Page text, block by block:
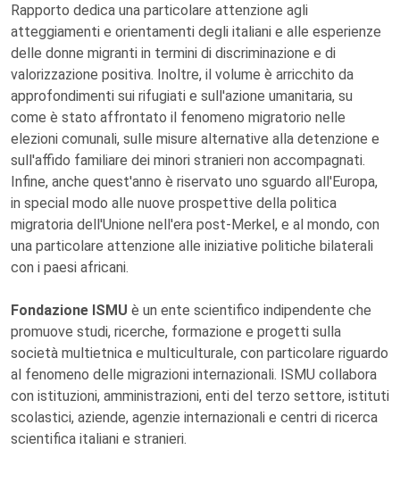
Rapporto dedica una particolare attenzione agli
atteggiamenti e orientamenti degli italiani e alle esperienze
delle donne migranti in termini di discriminazione e di
valorizzazione positiva. Inoltre, il volume è arricchito da
approfondimenti sui rifugiati e sull'azione umanitaria, su
come è stato affrontato il fenomeno migratorio nelle
elezioni comunali, sulle misure alternative alla detenzione e
sull'affido familiare dei minori stranieri non accompagnati.
Infine, anche quest'anno è riservato uno sguardo all'Europa,
in special modo alle nuove prospettive della politica
migratoria dell'Unione nell'era post-Merkel, e al mondo, con
una particolare attenzione alle iniziative politiche bilaterali
con i paesi africani.
Fondazione ISMU è un ente scientifico indipendente che
promuove studi, ricerche, formazione e progetti sulla
società multietnica e multiculturale, con particolare riguardo
al fenomeno delle migrazioni internazionali. ISMU collabora
con istituzioni, amministrazioni, enti del terzo settore, istituti
scolastici, aziende, agenzie internazionali e centri di ricerca
scientifica italiani e stranieri.